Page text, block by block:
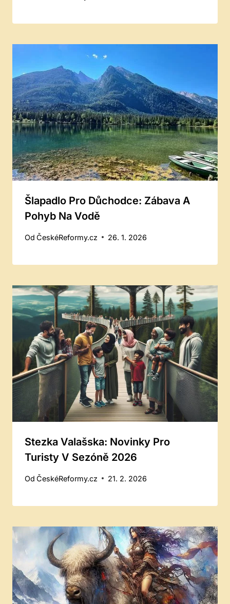
Šlapadlo Pro Důchodce: Zábava A
Pohyb Na Vodě
Od ČeskéReformy.cz 26. 1. 2026
Stezka Valašska: Novinky Pro
Turisty V Sezóně 2026
Od ČeskéReformy.cz 21. 2. 2026